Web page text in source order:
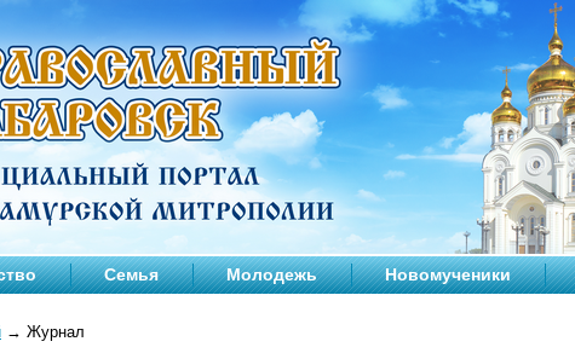
Семья Молодежь Новомученики
→ Журнал